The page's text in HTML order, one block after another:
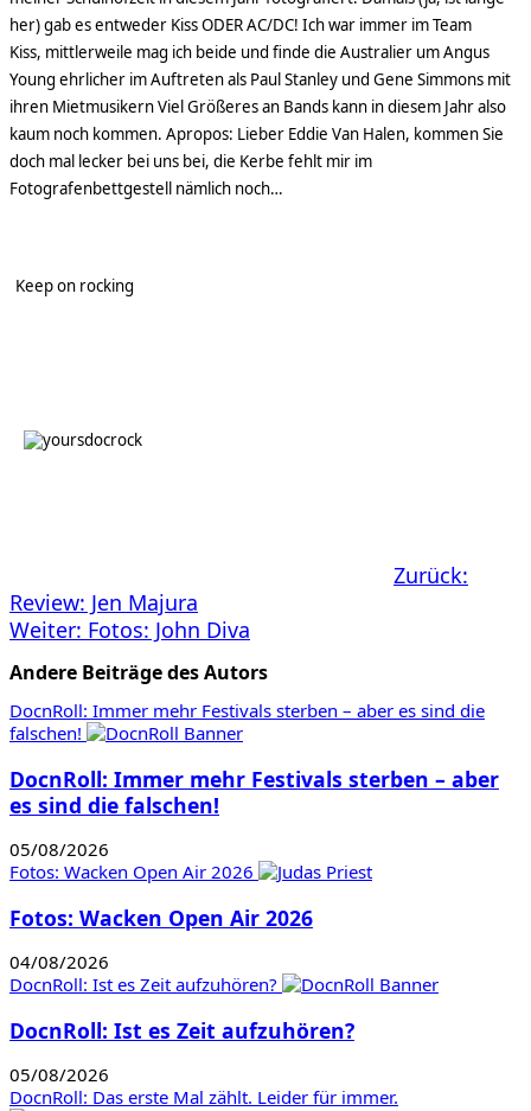
her) gab es entweder Kiss ODER AC/DC! Ich war immer im Team
Kiss, mittlerweile mag ich beide und finde die Australier um Angus
Young ehrlicher im Auftreten als Paul Stanley und Gene Simmons mit
ihren MietmusikernViel Größeres an Bands kann in diesem Jahr also
kaum noch kommen. Apropos: Lieber Eddie Van Halen, kommen Sie
doch mal lecker bei uns bei, die Kerbe fehlt mir im
Fotografenbettgestell nämlich noch…
Keep on rocking
Beitragsnavigation
Zurück:
Review: Jen Majura
Weiter: Fotos: John Diva
Andere Beiträge des Autors
DocnRoll: Immer mehr Festivals sterben – aber es sind die
falschen!
DocnRoll: Immer mehr Festivals sterben – aber
es sind die falschen!
05/08/2026
Fotos: Wacken Open Air 2026
Fotos: Wacken Open Air 2026
04/08/2026
DocnRoll: Ist es Zeit aufzuhören?
DocnRoll: Ist es Zeit aufzuhören?
05/08/2026
DocnRoll: Das erste Mal zählt. Leider für immer.